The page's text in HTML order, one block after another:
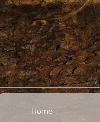
Home